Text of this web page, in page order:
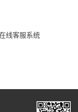
线客服系统